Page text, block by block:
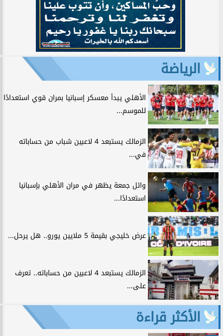
الرياضة
الأهلي يبدأ معسكر إسبانيا بمران قوي استعدادًا
للموسم...
الزمالك يستبعد 4 لاعبين شباب من حساباته
في...
وائل جمعة يظهر في مران الأهلي بإسبانيا
استعدادًا...
عرض خليجي بقيمة 5 ملايين يورو.. هل يرحل...
الزمالك يستبعد 4 لاعبين من حساباته.. تعرف
على...
الأكثر قراءة